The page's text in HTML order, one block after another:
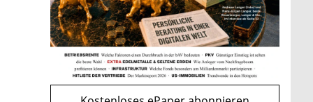
WEITERE ARTIKEL
zurückweiter
mehr